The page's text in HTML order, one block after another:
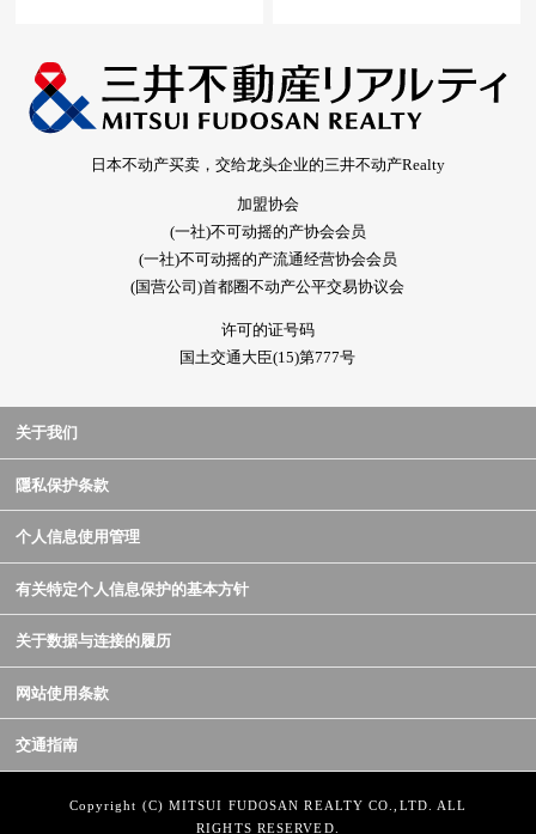
日本不动产买卖，交给龙头企业的三井不动产Realty
加盟协会
(一社)不可动摇的产协会会员
(一社)不可动摇的产流通经营协会会员
(国营公司)首都圈不动产公平交易协议会
许可的证号码
国土交通大臣(15)第777号
关于我们
隱私保护条款
个人信息使用管理
有关特定个人信息保护的基本方针
关于数据与连接的履历
网站使用条款
交通指南
Copyright (C) MITSUI FUDOSAN REALTY CO.,LTD. ALL
RIGHTS RESERVED.